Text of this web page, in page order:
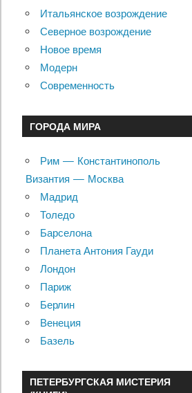
Итальянское возрождение
Северное возрождение
Новое время
Модерн
Современность
ГОРОДА МИРА
Рим — Константинополь
Византия — Москва
Мадрид
Толедо
Барселона
Планета Антония Гауди
Лондон
Париж
Берлин
Венеция
Базель
ПЕТЕРБУРГСКАЯ МИСТЕРИЯ